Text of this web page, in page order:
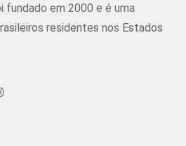
fundado em 2000 e é uma
residentes nos Estados